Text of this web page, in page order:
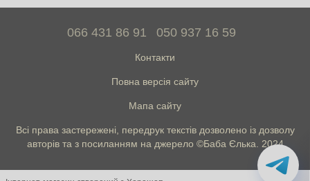
066 431 86 91 050 937 16 59
Контакти
Повна версія сайту
Мапа сайту
Всі права застережені, передрук текстів дозволено із дозволу
авторів та з посиланням на джерело ©Баба Єлька. 2024